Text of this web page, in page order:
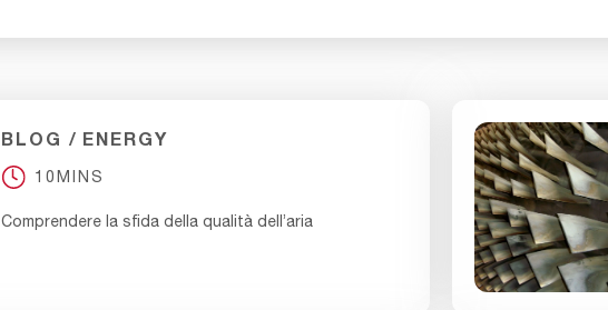
BLOG ENERGY
10MINS
Comprendere la sfida della qualità dell’aria